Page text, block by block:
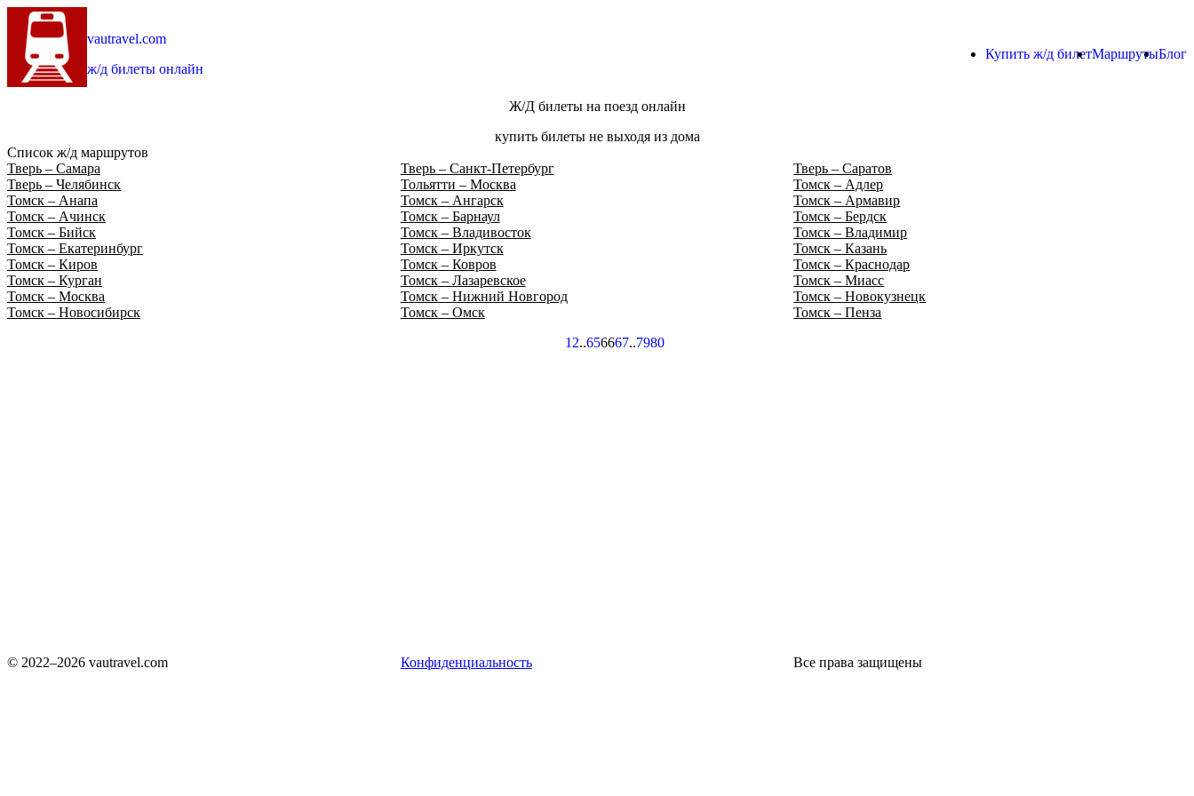
vautravel.com
ж/д билеты онлайн
Купить ж/д билетМаршрутыБлог
Ж/Д билеты на поезд онлайн
купить билеты не выходя из дома
Список ж/д маршрутов
Тверь – Самара
Тверь – Санкт-Петербург
Тверь – Саратов
Тверь – Челябинск
Тольятти – Москва
Томск – Адлер
Томск – Анапа
Томск – Ангарск
Томск – Армавир
Томск – Ачинск
Томск – Барнаул
Томск – Бердск
Томск – Бийск
Томск – Владивосток
Томск – Владимир
Томск – Екатеринбург
Томск – Иркутск
Томск – Казань
Томск – Киров
Томск – Ковров
Томск – Краснодар
Томск – Курган
Томск – Лазаревское
Томск – Миасс
Томск – Москва
Томск – Нижний Новгород
Томск – Новокузнецк
Томск – Новосибирск
Томск – Омск
Томск – Пенза
1 2..656667..7980
© 2022–2026 vautravel.com Конфиденциальность Все права защищены